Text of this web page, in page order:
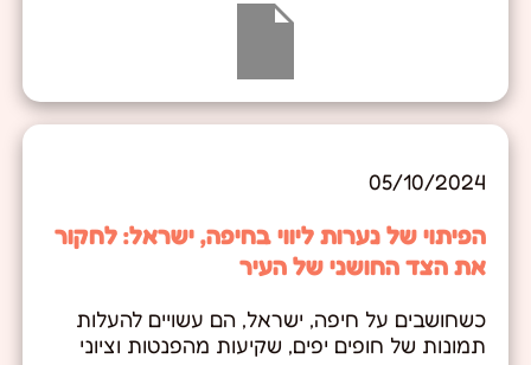
05/10/2024
הפיתוי של נערות ליווי בחיפה, ישראל: לחקור
את הצד החושני של העיר
כשחושבים על חיפה, ישראל, הם עשויים להעלות
תמונות של חופים יפים, שקיעות מהפנטות וציוני